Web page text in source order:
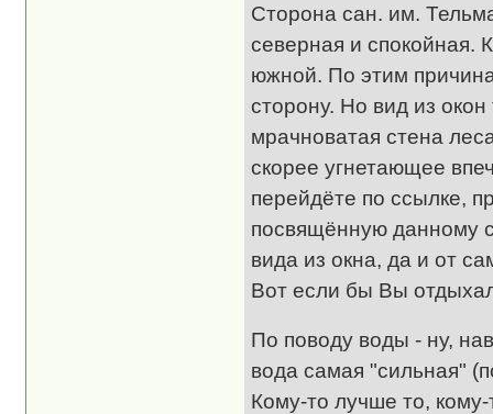
Сторона сан. им.
северная и спокойная.
южной. По этим
сторону. Но вид из
мрачноватая стена
скорее угнетающее
перейдёте по ссылке,
посвящённую данному
вида из окна, да и от
Вот если бы Вы
По поводу воды - ну,
вода самая "сильная"
Кому-то лучше то,